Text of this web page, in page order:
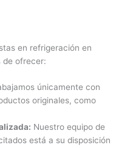
en refrigeración en
de ofrecer:
únicamente con
originales, como
Nuestro equipo de
está a su disposición